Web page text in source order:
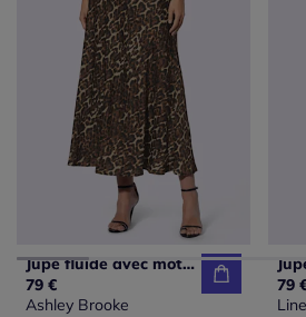
Jupe fluide avec motif léopard ceinture élastique lisse
79 €
Ashley Brooke
79